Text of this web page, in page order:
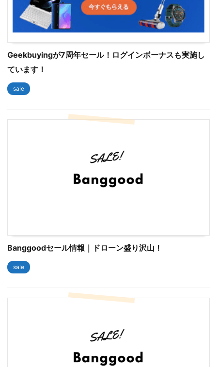
Geekbuyingが7周年セール！ログインボーナスも実施し
ています！
sale
Banggoodセール情報｜ドローン盛り沢山！
sale